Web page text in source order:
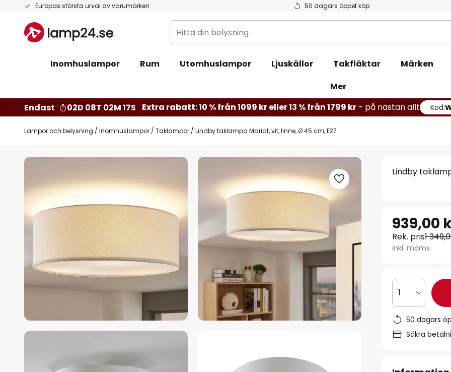
Europas största urval av varumärken 50 dagars öppet köp
Hoppa
innehållet
Hitta
din
Inomhuslampor
Rum Utomhuslampor Ljuskällor Takfläktar
Märken
Mer
Endast
02D 08T 02M 16S Extra rabatt: 10 % från 1099 kr eller 13 % från 1799 kr - på nästan allt Kod:
Lampor och belysning Inomhuslampor Taklampor Lindby taklampa Mariat, vit, linne, Ø 45 cm, E27
Hoppa
slutet
av
bildgalleriet
Lindby
939,00
Rek. pris1
inkl. moms.
1
50 dagars
Säkra